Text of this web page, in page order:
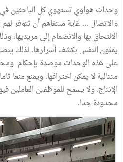
وحدات هواوي تستهوي كل الباحثين في
والاتصال ... غاية مبتغاهم أن تتوفر
الالتحاق بها والانضمام إلى مريديها،
يمنّون النفس بكشف أسرارها. لذلك
على هذه الوحدات موصدة بإحكام
متتالية لا يمكن اختراقها. ويمنع منعا
الإنتاج. ولا يسمح للموظفين العاملين
محدودة جدا.